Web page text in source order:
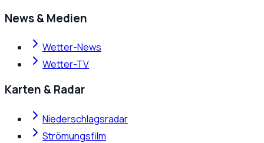
News & Medien
Wetter-News
Wetter-TV
Karten & Radar
Niederschlagsradar
Strömungsfilm